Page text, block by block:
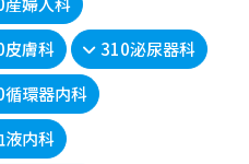
皮膚科
310泌尿器科
循環器内科
液内科